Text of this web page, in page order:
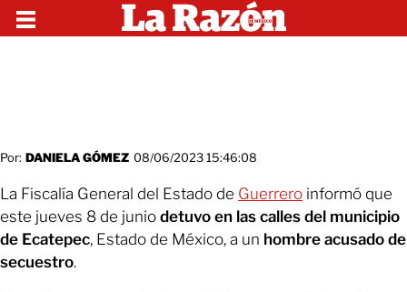
Por: DANIELA GÓMEZ 08/06/2023 15:46:08
La Fiscalía General del Estado de Guerrero informó que
este jueves 8 de junio detuvo en las calles del municipio
de Ecatepec, Estado de México, a un hombre acusado de
secuestro.